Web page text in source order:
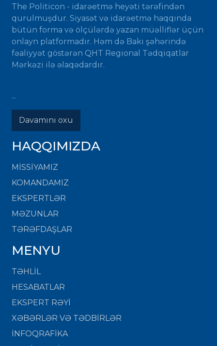
The Politicon - idarəetmə heyəti tərəfindən
qurulmuşdur. Siyasət və idarəetmə haqqında
bütün forma və ölçülərdə yazan müəlliflər üçün
onlayn platformadır. Həm də Bakı şəhərində
fəaliyyət göstərən QHT Regional Tədqiqatlar
Mərkəzi ilə əlaqədardır.
...
Davamını oxu
HAQQIMIZDA
MISSIYAMIZ
KOMANDAMIZ
EKSPERTLƏR
MƏZUNLAR
TƏRƏFDAŞLAR
MENYU
TƏHLİL
HESABATLAR
EKSPERT RƏYİ
XƏBƏRLƏR VƏ TƏDBİRLƏR
İNFOQRAFİKA